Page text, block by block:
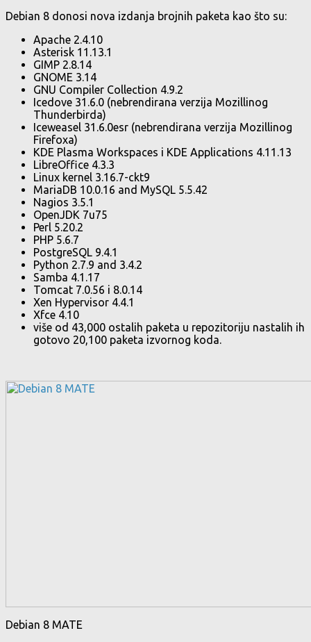
Debian 8 donosi nova izdanja brojnih paketa kao što su:
Apache 2.4.10
Asterisk 11.13.1
GIMP 2.8.14
GNOME 3.14
GNU Compiler Collection 4.9.2
Icedove 31.6.0 (nebrendirana verzija Mozillinog
Thunderbirda)
Iceweasel 31.6.0esr (nebrendirana verzija Mozillinog
Firefoxa)
KDE Plasma Workspaces i KDE Applications 4.11.13
LibreOffice 4.3.3
Linux kernel 3.16.7-ckt9
MariaDB 10.0.16 and MySQL 5.5.42
Nagios 3.5.1
OpenJDK 7u75
Perl 5.20.2
PHP 5.6.7
PostgreSQL 9.4.1
Python 2.7.9 and 3.4.2
Samba 4.1.17
Tomcat 7.0.56 i 8.0.14
Xen Hypervisor 4.4.1
Xfce 4.10
više od 43,000 ostalih paketa u repozitoriju nastalih ih
gotovo 20,100 paketa izvornog koda.
Debian 8 MATE